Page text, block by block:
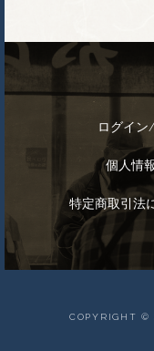
ログイ
個人情
特定商取引法
COPYRIGHT ©